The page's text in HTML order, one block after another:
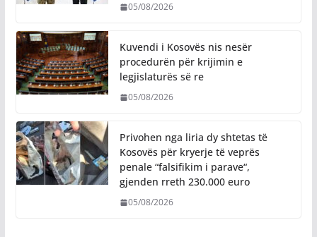
05/08/2026
Kuvendi i Kosovës nis nesër
procedurën për krijimin e
legjislaturës së re
05/08/2026
Privohen nga liria dy shtetas të
Kosovës për kryerje të veprës
penale “falsifikim i parave“,
gjenden rreth 230.000 euro
05/08/2026